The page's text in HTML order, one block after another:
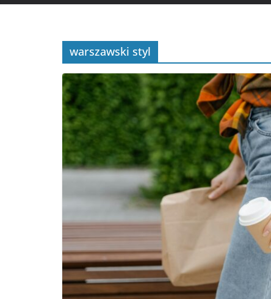
warszawski styl